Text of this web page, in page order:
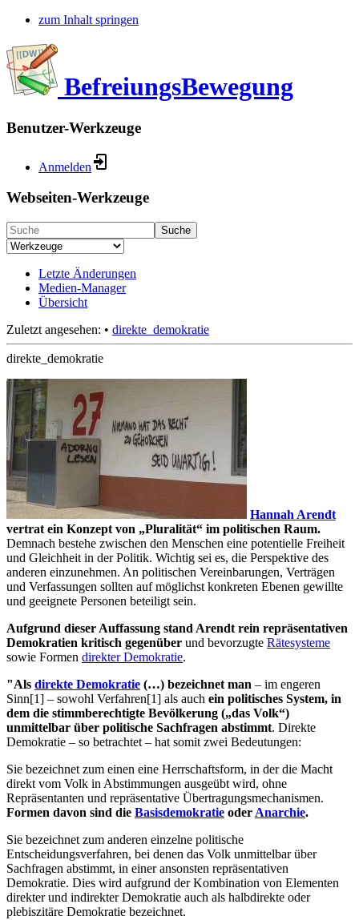
zum Inhalt springen
BefreiungsBewegung
Benutzer-Werkzeuge
Anmelden
Webseiten-Werkzeuge
Suche
Letzte Änderungen
Medien-Manager
Übersicht
Zuletzt angesehen: • direkte_demokratie
direkte_demokratie
Hannah Arendt
vertrat ein Konzept von „Pluralität“ im politischen Raum.
Demnach bestehe zwischen den Menschen eine potentielle Freiheit
und Gleichheit in der Politik. Wichtig sei es, die Perspektive des
anderen einzunehmen. An politischen Vereinbarungen, Verträgen
und Verfassungen sollten auf möglichst konkreten Ebenen gewillte
und geeignete Personen beteiligt sein.
Aufgrund dieser Auffassung stand Arendt rein repräsentativen
Demokratien kritisch gegenüber und bevorzugte Rätesysteme
sowie Formen direkter Demokratie.
"Als direkte Demokratie (…) bezeichnet man – im engeren
Sinn[1] – sowohl Verfahren[1] als auch ein politisches System, in
dem die stimmberechtigte Bevölkerung („das Volk“)
unmittelbar über politische Sachfragen abstimmt. Direkte
Demokratie – so betrachtet – hat somit zwei Bedeutungen:
Sie bezeichnet zum einen eine Herrschaftsform, in der die Macht
direkt vom Volk in Abstimmungen ausgeübt wird, ohne
Repräsentanten und repräsentative Übertragungsmechanismen.
Formen davon sind die Basisdemokratie oder Anarchie.
Sie bezeichnet zum anderen einzelne politische
Entscheidungsverfahren, bei denen das Volk unmittelbar über
Sachfragen abstimmt, in einer ansonsten repräsentativen
Demokratie. Dies wird aufgrund der Kombination von Elementen
direkter und indirekter Demokratie auch als halbdirekte oder
plebiszitäre Demokratie bezeichnet.